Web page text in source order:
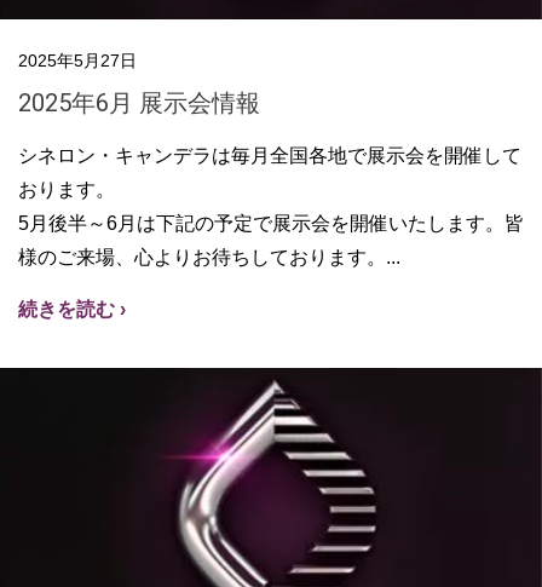
2025年6月 展示会情報
2025年5月27日
シネロン・キャンデラは毎月全国各地で展示会を開催して
おります。
5月後半～6月は下記の予定で展示会を開催いたします。皆
様のご来場、心よりお待ちしております。
続きを読む ›